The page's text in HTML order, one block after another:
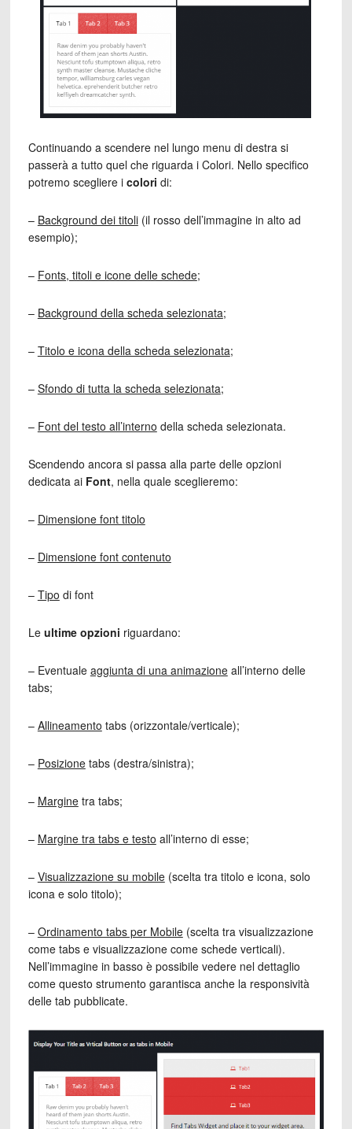
Continuando a scendere nel lungo menu di destra si
passerà a tutto quel che riguarda i Colori. Nello specifico
potremo scegliere i colori di:
– Background dei titoli(il rosso dell’immagine in alto ad
esempio);
– Fonts, titoli e icone delle schede;
– Background della scheda selezionata;
– Titolo e icona della scheda selezionata;
– Sfondo di tutta la scheda selezionata;
– Font del testo all’interno della scheda selezionata.
Scendendo ancora si passa alla parte delle opzioni
dedicata ai Font, nella quale sceglieremo:
– Dimensione font titolo
– Dimensione font contenuto
– Tipo di font
Le ultime opzioni riguardano:
– Eventuale aggiunta di una animazioneall’interno delle
tabs;
– Allineamento tabs (orizzontale/verticale);
– Posizionetabs (destra/sinistra);
– Marginetra tabs;
– Margine tra tabs e testo all’interno di esse;
– Visualizzazione su mobile(scelta tra titolo e icona, solo
icona e solo titolo);
– Ordinamento tabs per Mobile(scelta tra visualizzazione
come tabs e visualizzazione come schede verticali).
Nell’immagine in basso è possibile vedere nel dettaglio
come questo strumento garantisca anche la responsività
delle tab pubblicate.